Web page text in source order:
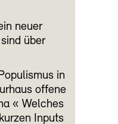
neuer
über
in
offene
« Welches
Inputs